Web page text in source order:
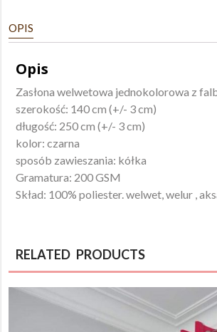
czarna
OPIS
Opis
Zasłona welwetowa jednokolorowa z
szerokość: 140 cm (+/- 3 cm)
długość: 250 cm (+/- 3 cm)
kolor: czarna
sposób zawieszania: kółka
Gramatura: 200 GSM
Skład: 100% poliester. welwet, welur ,
RELATED PRODUCTS